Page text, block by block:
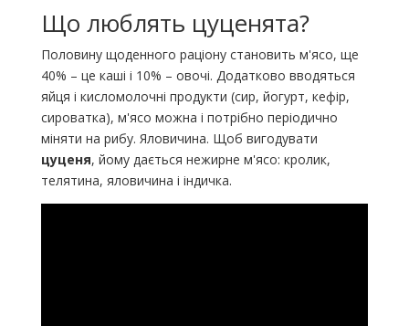
Що люблять цуценята?
Половину щоденного раціону становить м'ясо, ще
40% – це каші і 10% – овочі. Додатково вводяться
яйця і кисломолочні продукти (сир, йогурт, кефір,
сироватка), м'ясо можна і потрібно періодично
міняти на рибу. Яловичина. Щоб вигодувати
цуценя, йому дається нежирне м'ясо: кролик,
телятина, яловичина і індичка.